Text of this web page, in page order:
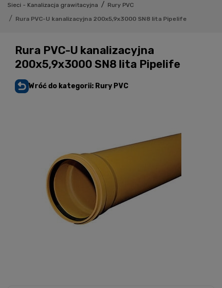
Sieci - Kanalizacja grawitacyjna / Rury PVC
/ Rura PVC-U kanalizacyjna 200x5,9x3000 SN8 lita Pipelife
Rura PVC-U kanalizacyjna
200x5,9x3000 SN8 lita Pipelife
Wróć do kategorii: Rury PVC